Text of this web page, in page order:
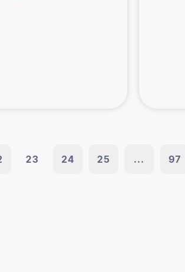
23 24 25 ... 97